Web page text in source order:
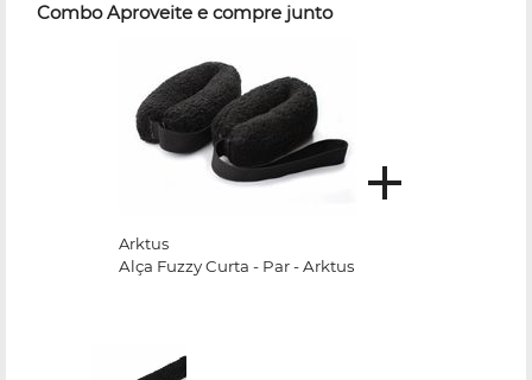
Combo Aproveite e compre junto
Arktus
Alça Fuzzy Curta - Par - Arktus